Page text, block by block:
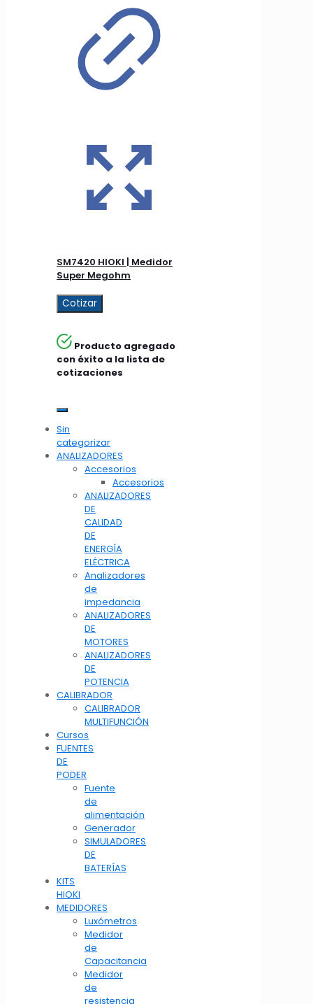
SM7420 HIOKI | Medidor
Super Megohm
Cotizar
Producto agregado
con éxito a la lista de
cotizaciones
Sin
categorizar
ANALIZADORES
Accesorios
Accesorios
ANALIZADORES
DE
CALIDAD
DE
ENERGÍA
ELÉCTRICA
Analizadores
de
impedancia
ANALIZADORES
DE
MOTORES
ANALIZADORES
DE
POTENCIA
CALIBRADOR
CALIBRADOR
MULTIFUNCIÓN
Cursos
FUENTES
DE
PODER
Fuente
de
alimentación
Generador
SIMULADORES
DE
BATERÍAS
KITS
HIOKI
MEDIDORES
Luxómetros
Medidor
de
Capacitancia
Medidor
de
resistencia